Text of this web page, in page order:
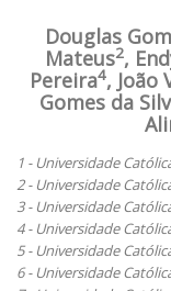
Douglas
Mateus2,
Pereira4, João
Gomes da
1 - Universidade
2 - Universidade
3 - Universidade
4 - Universidade
5 - Universidade
6 - Universidade